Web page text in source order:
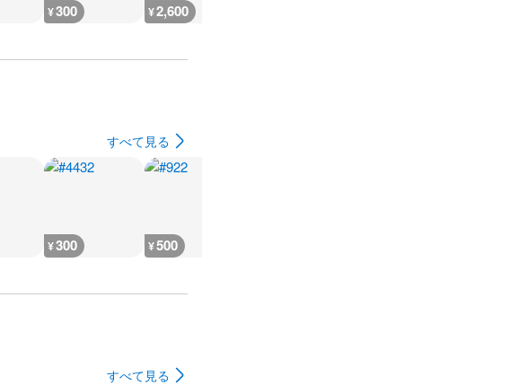
¥300 ¥2,600
すべて見る
¥300 ¥500
すべて見る